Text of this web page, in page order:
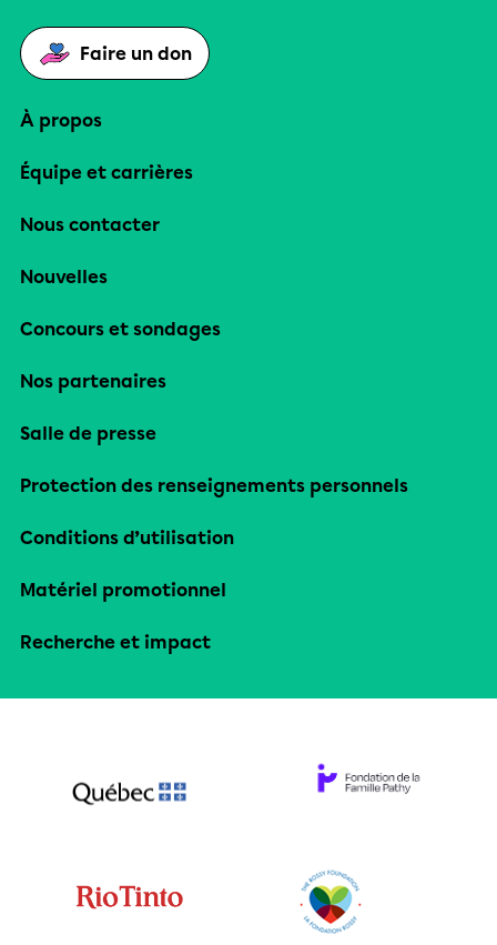
Faire un don
À propos
Équipe et carrières
Nous contacter
Nouvelles
Concours et sondages
Nos partenaires
Salle de presse
Protection des renseignements personnels
Conditions d’utilisation
Matériel promotionnel
Recherche et impact